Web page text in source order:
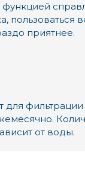
пользоваться
приятнее.
для
от воды.